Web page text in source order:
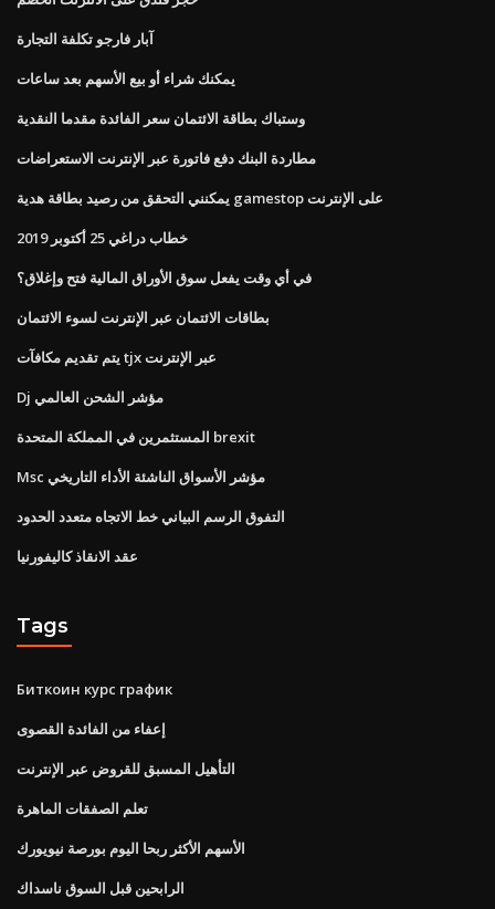
آبار فارجو تكلفة التجارة
يمكنك شراء أو بيع الأسهم بعد ساعات
وستباك بطاقة الائتمان سعر الفائدة مقدما النقدية
مطاردة البنك دفع فاتورة عبر الإنترنت الاستعراضات
يمكنني التحقق من رصيد بطاقة هدية gamestop على الإنترنت
خطاب دراغي 25 أكتوبر 2019
في أي وقت يفعل سوق الأوراق المالية فتح وإغلاق؟
بطاقات الائتمان عبر الإنترنت لسوء الائتمان
يتم تقديم مكافآت tjx عبر الإنترنت
Dj مؤشر الشحن العالمي
المستثمرين في المملكة المتحدة brexit
Msc مؤشر الأسواق الناشئة الأداء التاريخي
التفوق الرسم البياني خط الاتجاه متعدد الحدود
عقد الانقاذ كاليفورنيا
Tags
Биткоин курс график
إعفاء من الفائدة القصوى
التأهيل المسبق للقروض عبر الإنترنت
تعلم الصفقات الماهرة
الأسهم الأكثر ربحا اليوم بورصة نيويورك
الرابحين قبل السوق ناسداك